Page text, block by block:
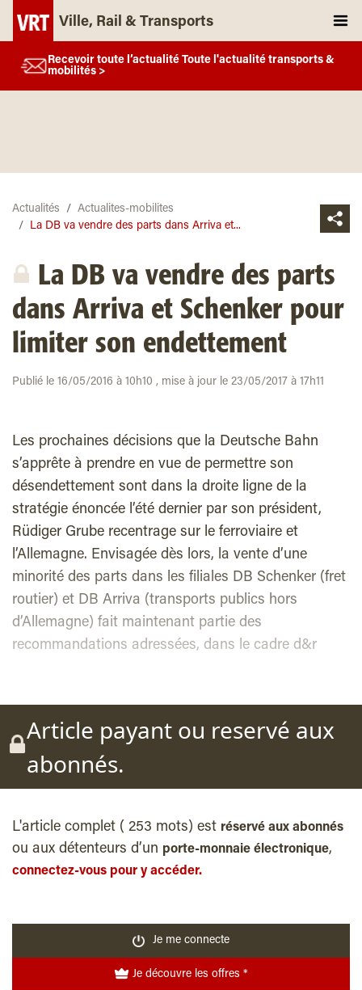
Ville, Rail & Transports
Recevoir toute l’actualité Toute l'actualité transports &
mobilités >
Actualités
Actualites-mobilites
La DB va vendre des parts dans Arriva et...
La DB va vendre des parts
dans Arriva et Schenker pour
limiter son endettement
Publié le 16/05/2016 à 10h10 , mise à jour le 23/05/2017 à 17h11
Les prochaines décisions que la Deutsche Bahn
s’apprête à prendre en vue de permettre son
désendettement sont dans la droite ligne de la
stratégie énoncée l’été dernier par son président,
Rüdiger Grube recentrage sur le ferroviaire et
l’Allemagne. Envisagée dès lors, la vente d’une
minorité des parts dans les filiales DB Schenker (fret
routier) et DB Arriva (transports publics hors
d’Allemagne) fait maintenant partie des
recommandations adressées, dans le cadre d&r
Article payant ou reservé aux
abonnés.
L'article complet ( 253 mots) est réservé aux abonnés
ou aux détenteurs d’un porte-monnaie électronique,
connectez-vous pour y accéder.
Je me connecte
Je découvre les offres *